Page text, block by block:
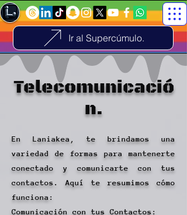
Ir al Supercúmulo.
Telecomunicació
n.
En Laniakea, te brindamos una
variedad de formas para mantenerte
conectado y comunicarte con tus
contactos. Aquí te resumimos cómo
funciona:
Comunicación con tus Contactos: